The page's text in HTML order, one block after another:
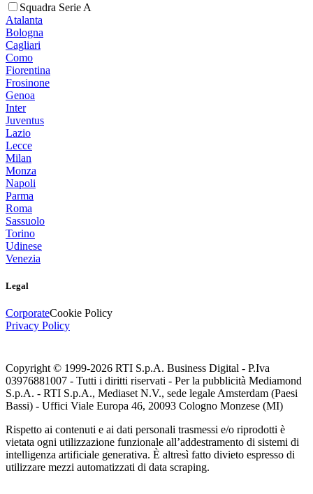
Squadra Serie A
Atalanta
Bologna
Cagliari
Como
Fiorentina
Frosinone
Genoa
Inter
Juventus
Lazio
Lecce
Milan
Monza
Napoli
Parma
Roma
Sassuolo
Torino
Udinese
Venezia
Legal
CorporateCookie Policy
Privacy Policy
Copyright © 1999-2026 RTI S.p.A. Business Digital - P.Iva
03976881007 - Tutti i diritti riservati - Per la pubblicità Mediamond
S.p.A. - RTI S.p.A., Mediaset N.V., sede legale Amsterdam (Paesi
Bassi) - Uffici Viale Europa 46, 20093 Cologno Monzese (MI)
Rispetto ai contenuti e ai dati personali trasmessi e/o riprodotti è
vietata ogni utilizzazione funzionale all’addestramento di sistemi di
intelligenza artificiale generativa. È altresì fatto divieto espresso di
utilizzare mezzi automatizzati di data scraping.